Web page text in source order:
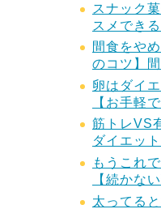
スナック
スメでき
間食をや
のコツ】
卵はダイ
【お手軽
筋トレVS
ダイエッ
もうこれ
【続かな
太ってる